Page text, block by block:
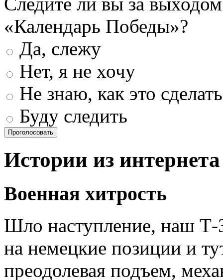
«Календарь Победы»?
Да, слежу
Нет, я не хочу
Не знаю, как это сделать
Буду следить
Проголосовать
Истории из интернета
Военная хитрость
Шло наступление, наш Т-
на немецкие позиции и
преодолевая подъем,